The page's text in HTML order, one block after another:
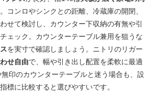
コンロやシンクとの距離、冷蔵庫の開閉、
せて検討し、カウンター下収納の有無や引
ェック。カウンターテーブル兼用を狙うな
を実寸で確認しましょう。ニトリのリガー
せ自由で、幅や引き出し配置を柔軟に最適
印のカウンターテーブルと迷う場合も、設
標に比較すると選びやすいです。